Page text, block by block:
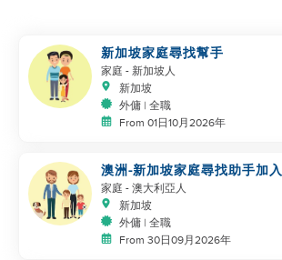
新加坡家庭尋找幫手
家庭 - 新加坡人
新加坡
外傭 | 全職
From 01日10月2026年
澳洲-新加坡家庭尋找助手加入
家庭 - 澳大利亞人
新加坡
外傭 | 全職
From 30日09月2026年